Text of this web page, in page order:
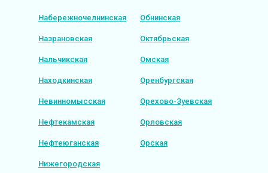
Набережночелнинская
Назрановская
Нальчикская
Находкинская
Невинномысская
Нефтекамская
Нефтеюганская
Нижегородская
Обнинская
Октябрьская
Омская
Оренбургская
Орехово-Зуевская
Орловская
Орская